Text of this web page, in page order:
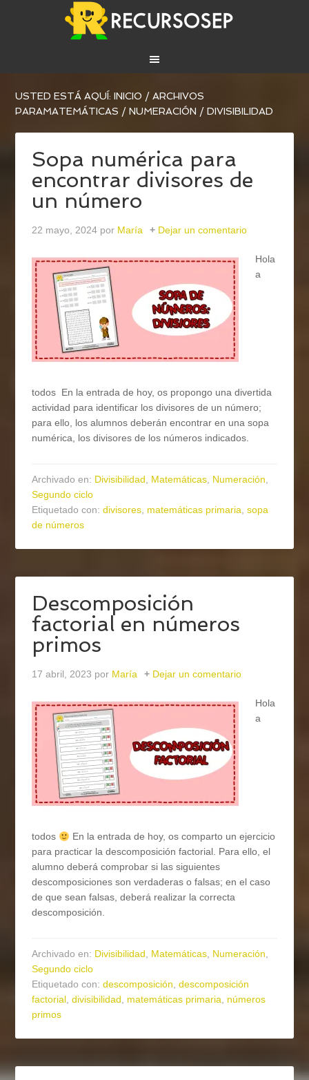
USTED ESTÁ AQUÍ:INICIO / ARCHIVOS
PARAMATEMÁTICAS / NUMERACIÓN / DIVISIBILIDAD
Sopa numérica para
encontrar divisores de
un número
22 mayo, 2024 por María Dejar un comentario
Hola
a
todos En la entrada de hoy, os propongo una divertida
actividad para identificar los divisores de un número;
para ello, los alumnos deberán encontrar en una sopa
numérica, los divisores de los números indicados.
Archivado en: Divisibilidad, Matemáticas, Numeración,
Segundo ciclo
Etiquetado con:divisores, matemáticas primaria,sopa
de números
Descomposición
factorial en números
primos
17 abril, 2023 por María Dejar un comentario
Hola
a
todos
En la entrada de hoy, os comparto un ejercicio
para practicar la descomposición factorial. Para ello, el
alumno deberá comprobar si las siguientes
descomposiciones son verdaderas o falsas; en el caso
de que sean falsas, deberá realizar la correcta
descomposición.
Archivado en: Divisibilidad, Matemáticas, Numeración,
Segundo ciclo
Etiquetado con:descomposición,descomposición
factorial,divisibilidad, matemáticas primaria, números
primos